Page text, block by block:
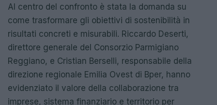
Al centro del confronto è stata la domanda su
come trasformare gli obiettivi di sostenibilità in
risultati concreti e misurabili. Riccardo Deserti,
direttore generale del Consorzio Parmigiano
Reggiano, e Cristian Berselli, responsabile della
direzione regionale Emilia Ovest di Bper, hanno
evidenziato il valore della collaborazione tra
imprese, sistema finanziario e territorio per